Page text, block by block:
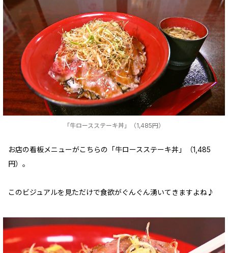
「牛ロースステーキ丼」（1,485円）
お店の看板メニューがこちらの「牛ロースステーキ丼」（1,485
円）。
このビジュアルを見ただけで食欲がぐんぐん湧いてきますよね♪